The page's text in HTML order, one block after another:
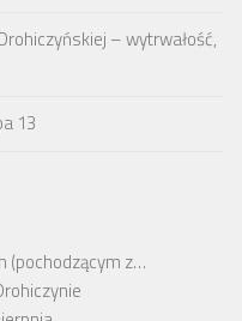
– wytrwałość,
13
(pochodzącym z…